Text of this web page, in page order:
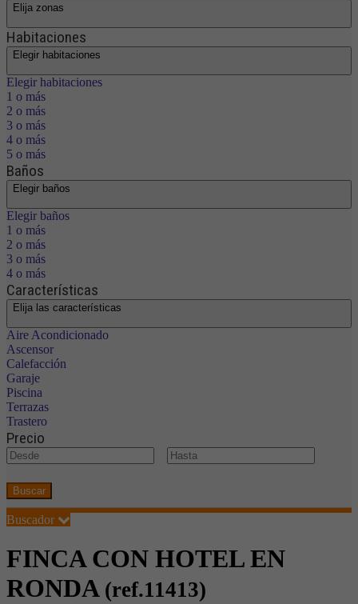
Elija zonas
Habitaciones
Elegir habitaciones
Elegir habitaciones
1 o más
2 o más
3 o más
4 o más
5 o más
Baños
Elegir baños
Elegir baños
1 o más
2 o más
3 o más
4 o más
Características
Elija las características
Aire Acondicionado
Ascensor
Calefacción
Garaje
Piscina
Terrazas
Trastero
Precio
Buscar
Buscador
FINCA CON HOTEL EN
RONDA (ref.11413)